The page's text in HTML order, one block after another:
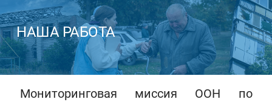
НАША РАБОТА
Мониторинговая миссия ООН по